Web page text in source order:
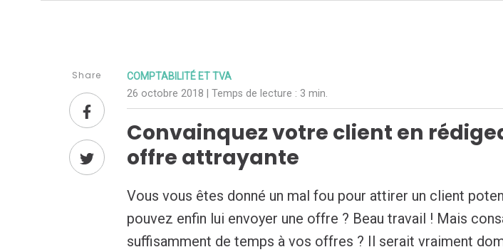
Share COMPTABILITÉ ET TVA
26 octobre 2018 | Temps de lecture : 3 min.
Convainquez votre client en
offre attrayante
Vous vous êtes donné un mal fou pour attirer un client
pouvez enfin lui envoyer une offre ? Beau travail ! Mais
suffisamment de temps à vos offres ? Il serait vraiment